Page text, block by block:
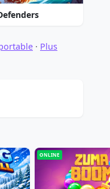
· Plus
ONLINE